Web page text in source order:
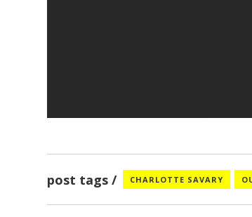
post tags CHARLOTTE SAVARY